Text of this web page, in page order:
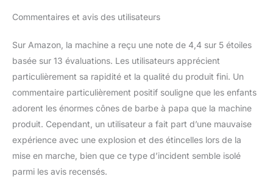
Conviviaux : Cette
est équipée d'une boîte à
bonbons, qui offre un
espace de stockage
supplémentaire pour les
cônes/bâtonnets de
barbe à papa ou les
paquets de sucre. La
cuillère à sucre
supplémentaire est
pratique pour ramasser
Commentaires et avis des utilisateurs
Sur Amazon, la machine a reçu une note de 4,4 sur 5 étoiles
basée sur 13 évaluations. Les utilisateurs apprécient
particulièrement sa rapidité et la qualité du produit fini. Un
commentaire particulièrement positif souligne que les enfants
adorent les énormes cônes de barbe à papa que la machine
produit. Cependant, un utilisateur a fait part d’une mauvaise
expérience avec une explosion et des étincelles lors de la
mise en marche, bien que ce type d’incident semble isolé
parmi les avis recensés.